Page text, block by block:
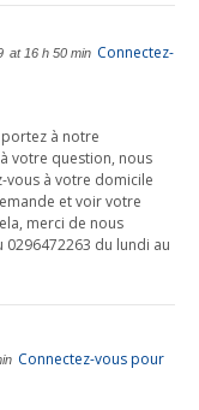
at 16 h 50 min Connectez-
à notre
votre question, nous
à votre domicile
et voir votre
merci de nous
du lundi au
Connectez-vous pour